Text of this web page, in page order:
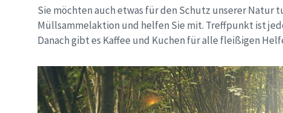
Sie möchten auch etwas für den Schutz unserer Natur
Müllsammelaktion und helfen Sie mit. Treffpunkt ist
Danach gibt es Kaffee und Kuchen für alle fleißigen